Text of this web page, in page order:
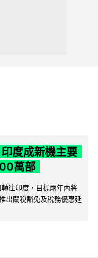
度成新機主要
萬部
往印度，目標兩年內將
出關稅豁免及稅務優惠延